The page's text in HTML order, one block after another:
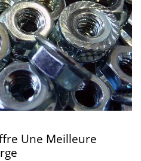
Une Meilleure